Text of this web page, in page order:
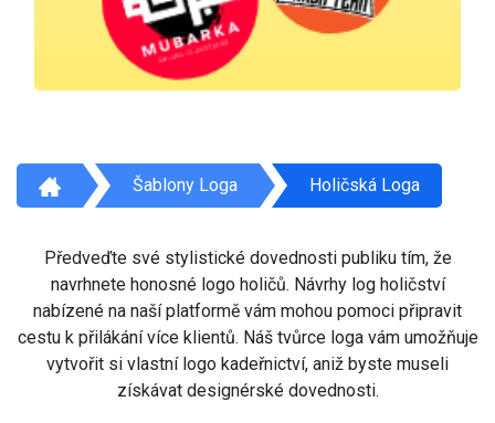
Šablony Loga Holičská Loga
Předveďte své stylistické dovednosti publiku tím, že
navrhnete honosné logo holičů. Návrhy log holičství
nabízené na naší platformě vám mohou pomoci připravit
cestu k přilákání více klientů. Náš tvůrce loga vám umožňuje
vytvořit si vlastní logo kadeřnictví, aniž byste museli
získávat designérské dovednosti.